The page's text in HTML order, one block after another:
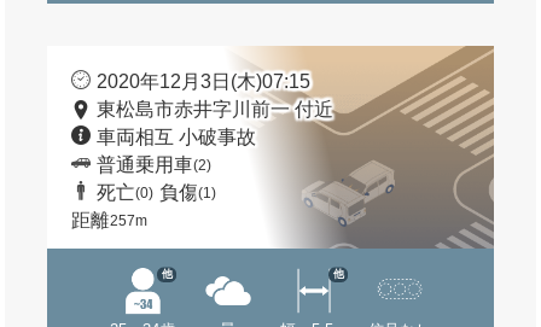
2020年12月3日(木)07:15
東松島市赤井字川前一 付近
車両相互 小破事故
普通乗用車(2)
死亡(0) 負傷(1)
距離257m
他 他